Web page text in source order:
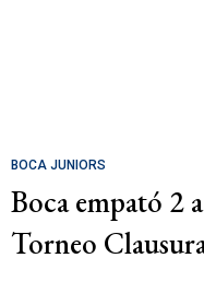
BOCA JUNIORS
Boca empató 2
Torneo